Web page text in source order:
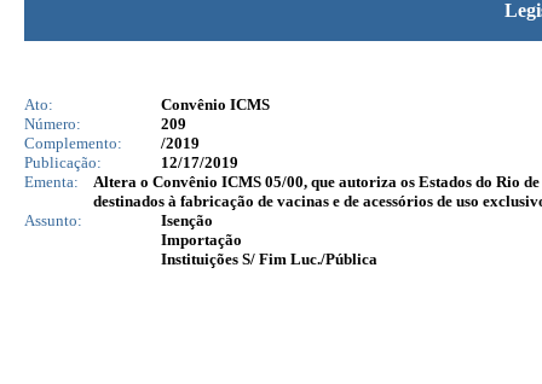
Ato:
Convênio ICMS
Número:
209
Complemento:
/2019
Publicação:
12/17/2019
Ementa:
Altera o Convênio ICMS 05/00, que autoriza os Estados do Rio
destinados à fabricação de vacinas e de acessórios de uso
Assunto:
Isenção
Importação
Instituições S/ Fim Luc./Pública